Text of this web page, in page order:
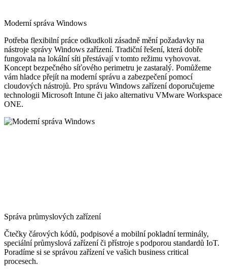
Moderní správa Windows
Potřeba flexibilní práce odkudkoli zásadně mění požadavky na
nástroje správy Windows zařízení. Tradiční řešení, která dobře
fungovala na lokální síti přestávají v tomto režimu vyhovovat.
Koncept bezpečného síťového perimetru je zastaralý. Pomůžeme
vám hladce přejít na moderní správu a zabezpečení pomocí
cloudových nástrojů. Pro správu Windows zařízení doporučujeme
technologii Microsoft Intune či jako alternativu VMware Workspace
ONE.
Správa průmyslových zařízení
Čtečky čárových kódů, podpisové a mobilní pokladní terminály,
speciální průmyslová zařízení či přístroje s podporou standardů IoT.
Poradíme si se správou zařízení ve vašich business critical
procesech.